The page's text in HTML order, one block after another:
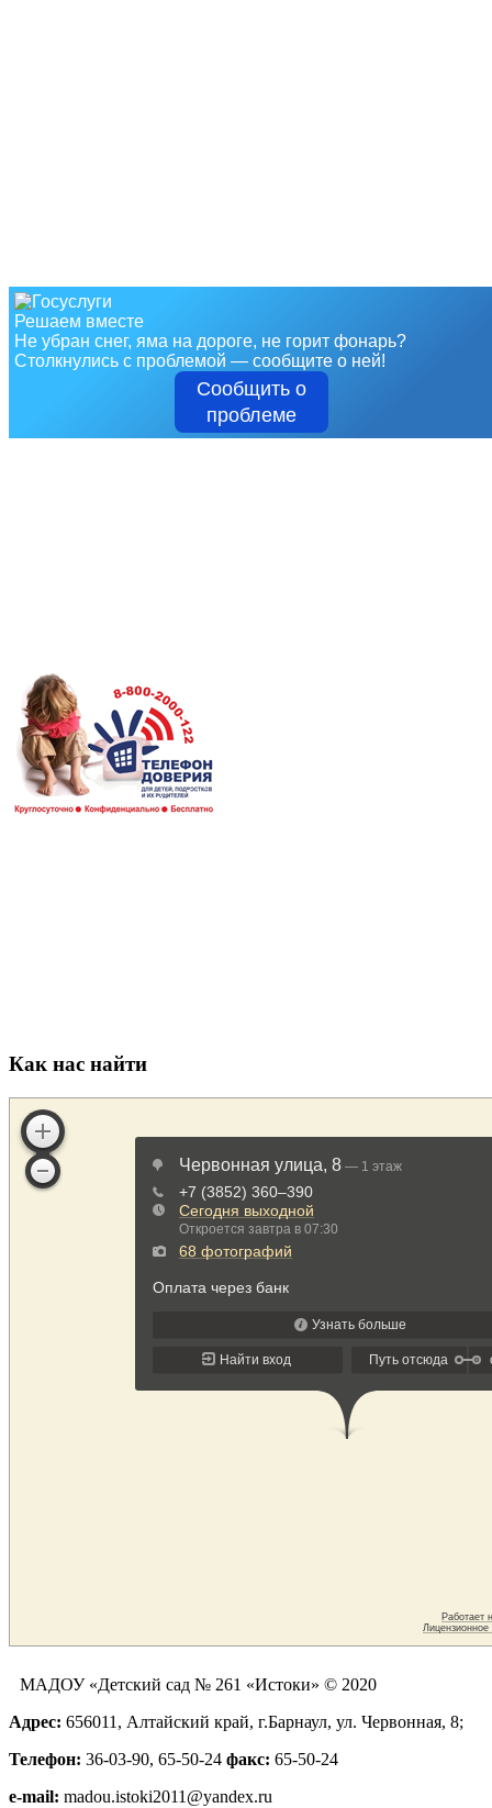
Решаем вместе
Не убран снег, яма на дороге, не горит фонарь?
Столкнулись с проблемой — сообщите о ней!
Сообщить о
проблеме
Как нас найти
МАДОУ «Детский сад № 261 «Истоки» © 2020
Адрес: 656011, Алтайский край, г.Барнаул, ул. Червонная, 8;
Телефон: 36-03-90, 65-50-24 факс: 65-50-24
е-mail: madou.istoki2011@yandex.ru